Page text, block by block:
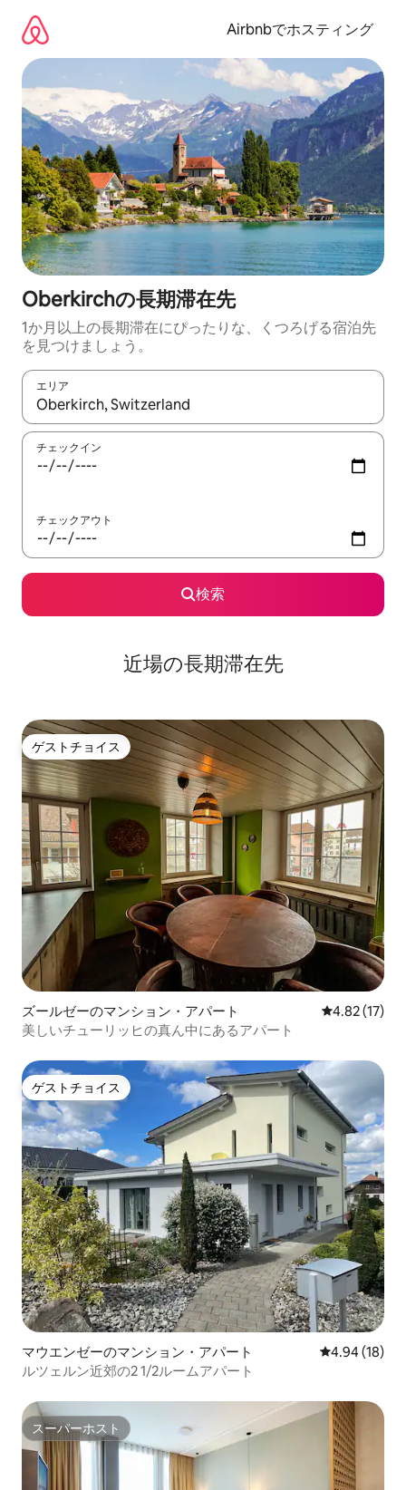
Airbnbでホスティング
Oberkirchの長期滞在先
1か月以上の長期滞在にぴったりな、くつろげる宿泊先
を見つけましょう。
エリア
検索結果が表示されたら、上下の矢印キーを使って移動するか
チェックイン
チェックアウト
検索
近場の長期滞在先
ゲストチョイス
ゲストチョイス
ズールゼーのマンション・アパート レビュー17
4.82 (17)
美しいチューリッヒの真ん中にあるアパート
ゲストチョイス
ゲストチョイス
マウエンゼーのマンション・アパート レビュー18
4.94 (18)
ルツェルン近郊の2 1/2ルームアパート
スーパーホスト
スーパーホスト